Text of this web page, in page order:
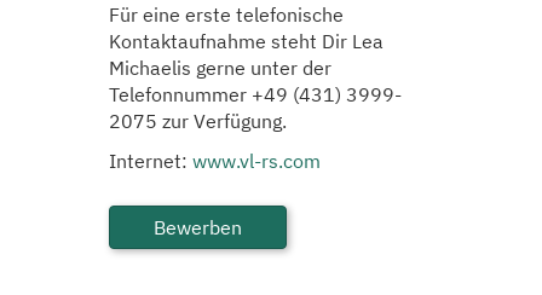
Für eine erste telefonische
Kontaktaufnahme steht Dir Lea
Michaelis gerne unter der
Telefonnummer +49 (431) 3999-
2075 zur Verfügung.
Internet: www.vl-rs.com
Bewerben